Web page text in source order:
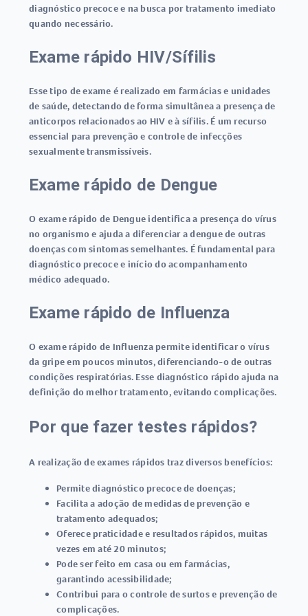
diagnóstico precoce e na busca por tratamento imediato
quando necessário.
Exame rápido HIV/Sífilis
Esse tipo de exame é realizado em farmácias e unidades
de saúde, detectando de forma simultânea a presença de
anticorpos relacionados ao HIV e à sífilis. É um recurso
essencial para prevenção e controle de infecções
sexualmente transmissíveis.
Exame rápido de Dengue
O exame rápido de Dengue identifica a presença do vírus
no organismo e ajuda a diferenciar a dengue de outras
doenças com sintomas semelhantes. É fundamental para
diagnóstico precoce e início do acompanhamento
médico adequado.
Exame rápido de Influenza
O exame rápido de Influenzapermite identificar o vírus
da gripe em poucos minutos, diferenciando-o de outras
condições respiratórias. Esse diagnóstico rápido ajuda na
definição do melhor tratamento, evitando complicações.
Por que fazer testes rápidos?
A realização de exames rápidos traz diversos benefícios:
Permite diagnóstico precoce de doenças;
Facilita a adoção de medidas de prevenção e
tratamento adequados;
Oferece praticidade e resultados rápidos, muitas
vezes em até 20 minutos;
Pode ser feito em casa ou em farmácias,
garantindo acessibilidade;
Contribui para o controle de surtos e prevenção de
complicações.